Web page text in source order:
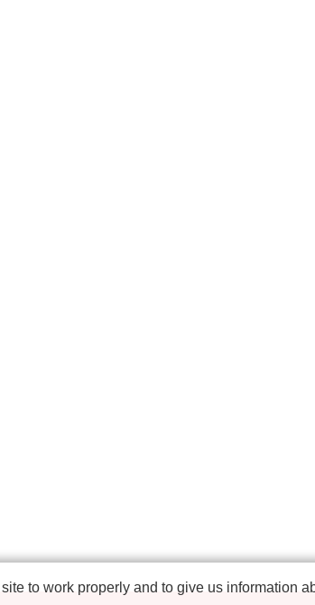
to work properly and to give us information